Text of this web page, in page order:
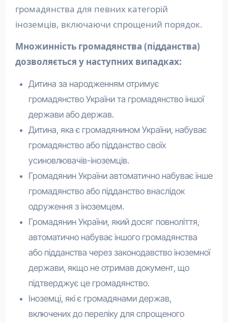
громадянства для певних категорій
іноземців, включаючи спрощений порядок.
Множинність громадянства (підданства)
дозволяється у наступних випадках:
Дитина за народженням отримує
громадянство України та громадянство іншої
держави або держав.
Дитина, яка є громадянином України, набуває
громадянство або підданство своїх
усиновлювачів-іноземців.
Громадянин України автоматично набуває інше
громадянство або підданство внаслідок
одруження з іноземцем.
Громадянин України, який досяг повноліття,
автоматично набуває іншого громадянства
або підданства через законодавство іноземної
держави, якщо не отримав документ, що
підтверджує це громадянство.
Іноземці, які є громадянами держав,
включених до переліку для спрощеного